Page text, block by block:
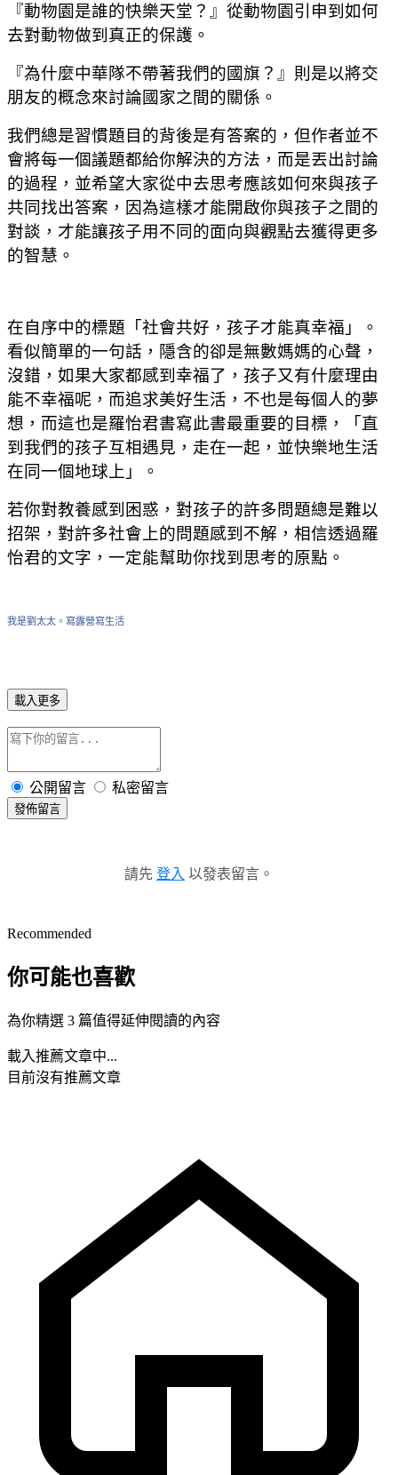
『動物園是誰的快樂天堂？』從動物園引申到如何
去對動物做到真正的保護。
『為什麼中華隊不帶著我們的國旗？』則是以將交
朋友的概念來討論國家之間的關係。
我們總是習慣題目的背後是有答案的，但作者並不
會將每一個議題都給你解決的方法，而是丟出討論
的過程，並希望大家從中去思考應該如何來與孩子
共同找出答案，因為這樣才能開啟你與孩子之間的
對談，才能讓孩子用不同的面向與觀點去獲得更多
的智慧。
在自序中的標題「社會共好，孩子才能真幸福」。
看似簡單的一句話，隱含的卻是無數媽媽的心聲，
沒錯，如果大家都感到幸福了，孩子又有什麼理由
能不幸福呢，而追求美好生活，不也是每個人的夢
想，而這也是羅怡君書寫此書最重要的目標，「直
到我們的孩子互相遇見，走在一起，並快樂地生活
在同一個地球上」。
若你對教養感到困惑，對孩子的許多問題總是難以
招架，對許多社會上的問題感到不解，相信透過羅
怡君的文字，一定能幫助你找到思考的原點。
我是劉太太。寫露營寫生活
載入更多
公開留言 私密留言
發佈留言
請先 登入 以發表留言。
Recommended
你可能也喜歡
為你精選 3 篇值得延伸閱讀的內容
載入推薦文章中...
目前沒有推薦文章